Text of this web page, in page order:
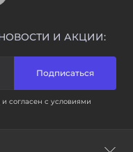
И АКЦИИ:
Подписаться
и согласен с условиями